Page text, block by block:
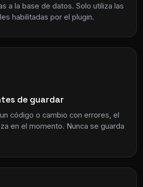
a la base de datos. Solo utiliza las
habilitadas por el plugin.
de guardar
código o cambio con errores, el
en el momento. Nunca se guarda